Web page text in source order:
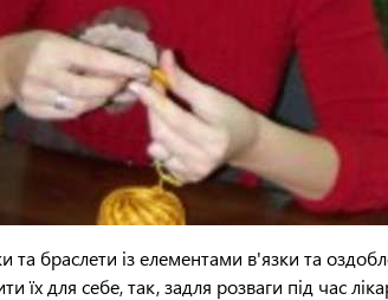
та браслети із елементами в'язки та
їх для себе, так, задля розваги під час